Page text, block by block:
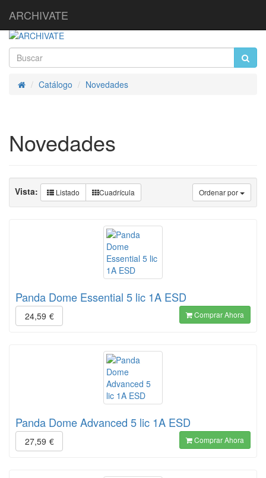
ARCHIVATE
InicioCatálogo Novedades
Novedades
Ordenar por
Vista: Listado Cuadrícula
Panda Dome Essential 5 lic 1A ESD
24,59 € Comprar Ahora
Panda Dome Advanced 5 lic 1A ESD
27,59 € Comprar Ahora